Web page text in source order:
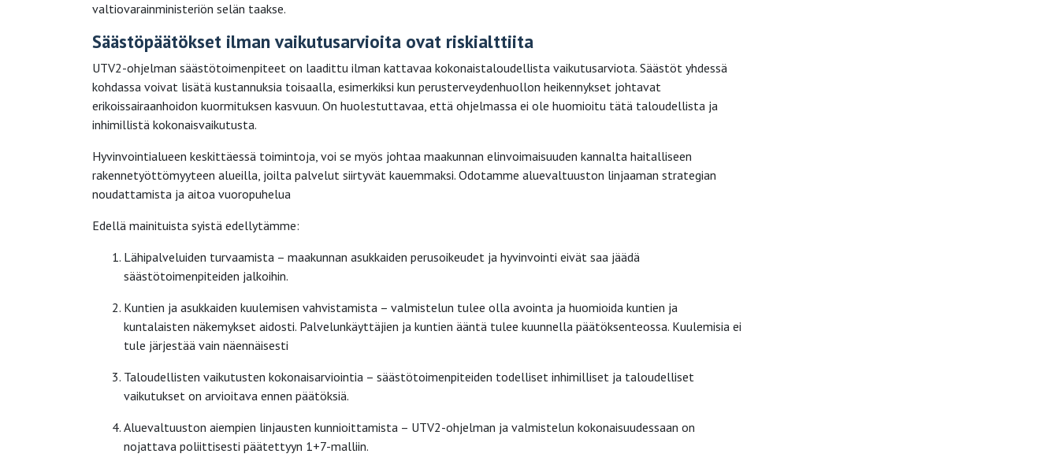
valtiovarainministeriön selän taakse.
Säästöpäätökset ilman vaikutusarvioita ovat riskialttiita
UTV2-ohjelman säästötoimenpiteet on laadittu ilman kattavaa kokonaistaloudellista vaikutusarviota. Säästöt yhdessä
kohdassa voivat lisätä kustannuksia toisaalla, esimerkiksi kun perusterveydenhuollon heikennykset johtavat
erikoissairaanhoidon kuormituksen kasvuun. On huolestuttavaa, että ohjelmassa ei ole huomioitu tätä taloudellista ja
inhimillistä kokonaisvaikutusta.
Hyvinvointialueen keskittäessä toimintoja, voi se myös johtaa maakunnan elinvoimaisuuden kannalta haitalliseen
rakennetyöttömyyteen alueilla, joilta palvelut siirtyvät kauemmaksi. Odotamme aluevaltuuston linjaaman strategian
noudattamista ja aitoa vuoropuhelua
Edellä mainituista syistä edellytämme:
Lähipalveluiden turvaamista – maakunnan asukkaiden perusoikeudet ja hyvinvointi eivät saa jäädä
säästötoimenpiteiden jalkoihin.
Kuntien ja asukkaiden kuulemisen vahvistamista – valmistelun tulee olla avointa ja huomioida kuntien ja
kuntalaisten näkemykset aidosti. Palvelunkäyttäjien ja kuntien ääntä tulee kuunnella päätöksenteossa. Kuulemisia ei
tule järjestää vain näennäisesti
Taloudellisten vaikutusten kokonaisarviointia – säästötoimenpiteiden todelliset inhimilliset ja taloudelliset
vaikutukset on arvioitava ennen päätöksiä.
Aluevaltuuston aiempien linjausten kunnioittamista – UTV2-ohjelman ja valmistelun kokonaisuudessaan on
nojattava poliittisesti päätettyyn 1+7-malliin.